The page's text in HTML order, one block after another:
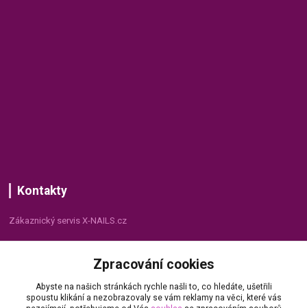
Kontakty
Zákaznický servis X-NAILS.cz
+420 735 055 075
info@x-nails.cz
Zpracování cookies
Abyste na našich stránkách rychle našli to, co hledáte, ušetřili
spoustu klikání a nezobrazovaly se vám reklamy na věci, které vás